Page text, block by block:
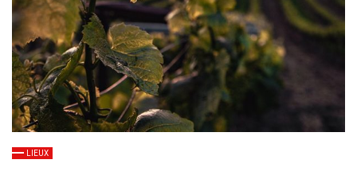
LIEUX